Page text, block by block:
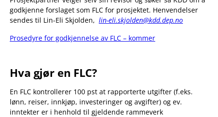
godkjenne forslaget som FLC for prosjektet. Henvendelser
sendes til Lin-Eli Skjolden, lin-eli.skjolden@kdd.dep.no
Prosedyre for godkjennelse av FLC – kommer
Hva gjør en FLC?
En FLC kontrollerer 100 pst at rapporterte utgifter (f.eks.
lønn, reiser, innkjøp, investeringer og avgifter) og ev.
inntekter er i henhold til gjeldende rammeverk